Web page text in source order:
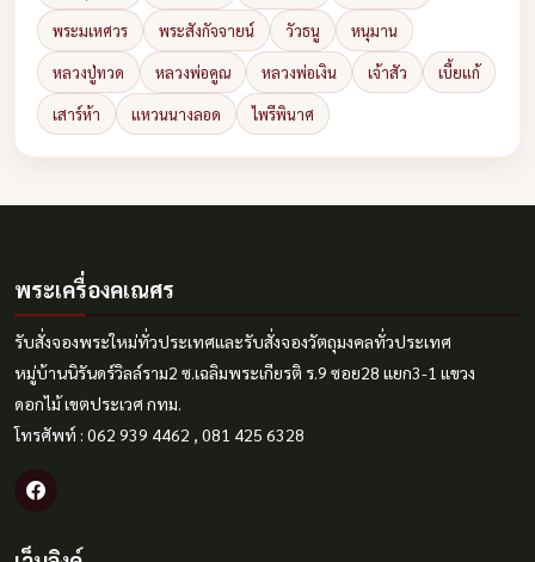
พระมเหศวร พระสังกัจจายน์ วัวธนู หนุมาน
หลวงปู่ทวด หลวงพ่อคูณ หลวงพ่อเงิน เจ้าสัว เบี้ยแก้
เสาร์ห้า แหวนนางลอด ไพรีพินาศ
พระเครื่องคเณศร
รับสั่งจองพระใหม่ทั่วประเทศและรับสั่งจองวัตถุมงคลทั่วประเทศ
หมู่บ้านนิรันดร์วิลล์ราม2 ซ.เฉลิมพระเกียรติ ร.9 ซอย28 แยก3-1 แขวง
ดอกไม้ เขตประเวศ กทม.
โทรศัพท์ : 062 939 4462 , 081 425 6328